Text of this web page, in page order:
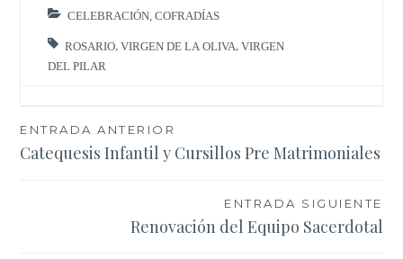
CELEBRACIÓN ,COFRADÍAS
ROSARIO ,VIRGEN DE LA OLIVA ,VIRGEN
DEL PILAR
Navegación
de
ENTRADA ANTERIOR
Catequesis Infantil y Cursillos Pre Matrimoniales
ENTRADA SIGUIENTE
Renovación del Equipo Sacerdotal